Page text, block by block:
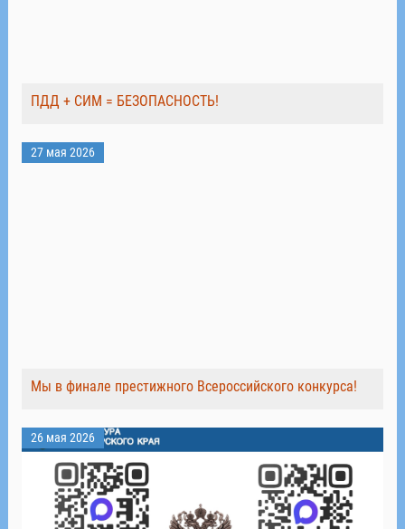
ПДД + СИМ = БЕЗОПАСНОСТЬ!
27 мая 2026
Мы в финале престижного Всероссийского конкурса!
26 мая 2026